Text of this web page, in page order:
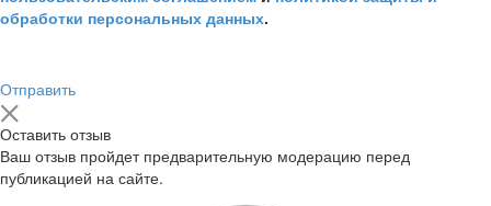
обработки персональных данных.
Отправить
Оставить отзыв
Ваш отзыв пройдет предварительную модерацию перед
публикацией на сайте.